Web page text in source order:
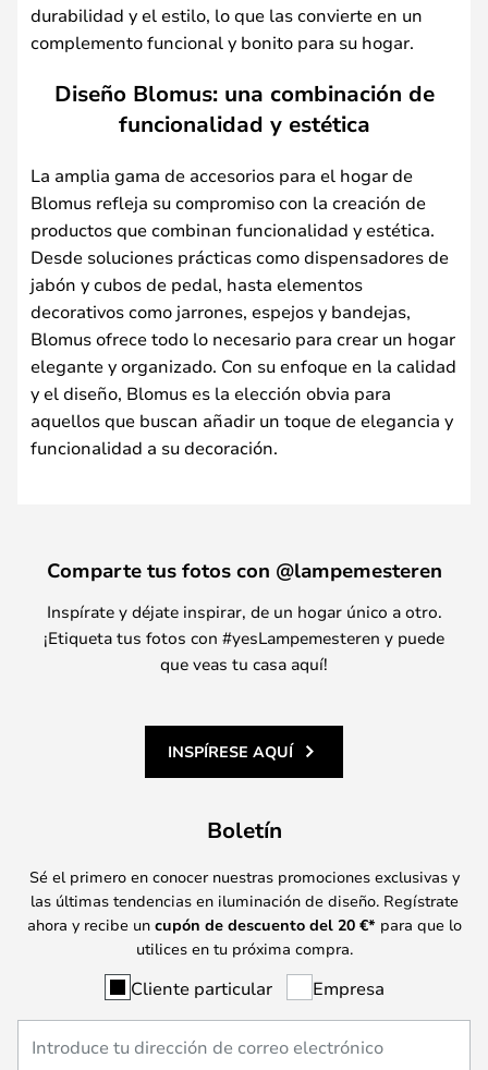
durabilidad y el estilo, lo que las convierte en un
complemento funcional y bonito para su hogar.
Diseño Blomus: una combinación de
funcionalidad y estética
La amplia gama de accesorios para el hogar de
Blomus refleja su compromiso con la creación de
productos que combinan funcionalidad y estética.
Desde soluciones prácticas como dispensadores de
jabón y cubos de pedal, hasta elementos
decorativos como jarrones, espejos y bandejas,
Blomus ofrece todo lo necesario para crear un hogar
elegante y organizado. Con su enfoque en la calidad
y el diseño, Blomus es la elección obvia para
aquellos que buscan añadir un toque de elegancia y
funcionalidad a su decoración.
Comparte tus fotos con @lampemesteren
Inspírate y déjate inspirar, de un hogar único a otro.
¡Etiqueta tus fotos con #yesLampemesteren y puede
que veas tu casa aquí!
INSPÍRESE AQUÍ
Boletín
Sé el primero en conocer nuestras promociones exclusivas y
las últimas tendencias en iluminación de diseño. Regístrate
ahora y recibe un cupón de descuento del 20 €* para que lo
utilices en tu próxima compra.
Cliente particular Empresa